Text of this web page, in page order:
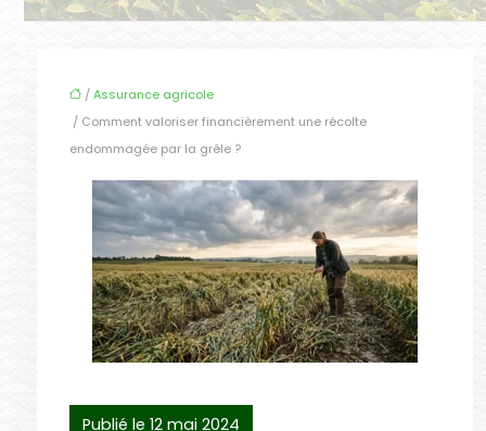
/Assurance agricole
/ Comment valoriser financièrement une récolte
endommagée par la grêle ?
Publié le 12 mai 2024